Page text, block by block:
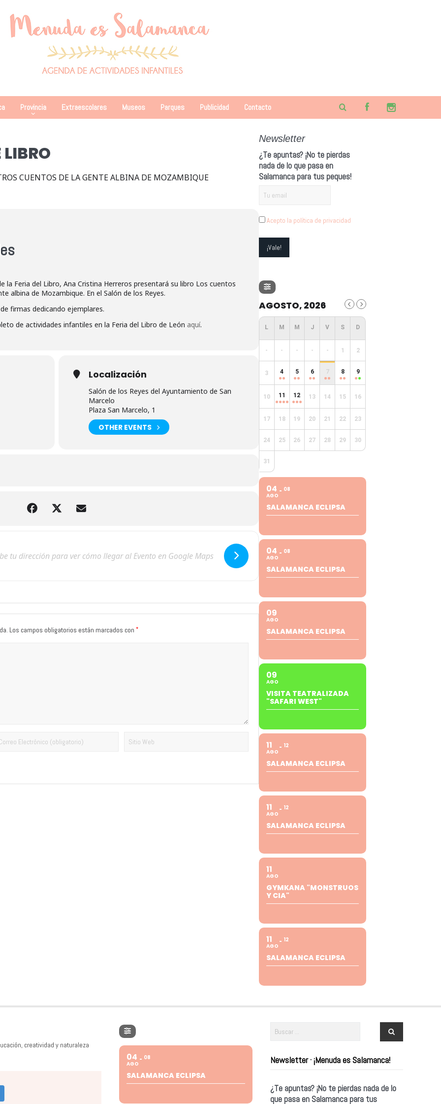
Provincia Extraescolares Museos Parques Publicidad Contacto
CUENTOS DE LA GENTE ALBINA DE MOZAMBIQUE
la Feria del Libro, Ana Cristina Herreros presentará su libro Los cuentos
albina de Mozambique. En el Salón de los Reyes.
firmas dedicando ejemplares.
de actividades infantiles en la Feria del Libro de León aquí.
Localización
Salón de los Reyes del Ayuntamiento de San
Marcelo
Plaza San Marcelo, 1
OTHER EVENTS
Los campos obligatorios están marcados con *
Newsletter
¿Te apuntas? ¡No te pierdas
nada de lo que pasa en
Salamanca para tus peques!
Acepto la política de privacidad
AGOSTO, 2026
- - - - - 1 2
3 4 5 6 7 8 9
10 11 12 13 14 15 16
17 18 19 20 21 22 23
24 25 26 27 28 29 30
31
04
AGO
08
SALAMANCA ECLIPSA
04
AGO
08
SALAMANCA ECLIPSA
09
AGO
SALAMANCA ECLIPSA
09
AGO
VISITA TEATRALIZADA
"SAFARI WEST"
11
AGO
12
SALAMANCA ECLIPSA
11
AGO
12
SALAMANCA ECLIPSA
11
AGO
GYMKANA "MONSTRUOS
Y CIA"
11
AGO
12
SALAMANCA ECLIPSA
creatividad y naturaleza
04
AGO
08
SALAMANCA ECLIPSA
Newsletter · ¡Menuda es Salamanca!
¿Te apuntas? ¡No te pierdas nada de lo
que pasa en Salamanca para tus